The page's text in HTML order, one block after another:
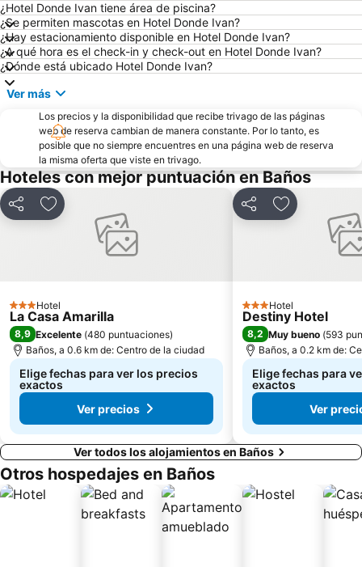
¿Hotel Donde Ivan tiene área de piscina?
¿Se permiten mascotas en Hotel Donde Ivan?
¿Hay estacionamiento disponible en Hotel Donde Ivan?
¿A qué hora es el check-in y check-out en Hotel Donde Ivan?
¿Dónde está ubicado Hotel Donde Ivan?
Ver más
Los precios y la disponibilidad que recibe trivago de las páginas
web de reserva cambian de manera constante. Por lo tanto, es
posible que no siempre encuentres en una página web de reserva
la misma oferta que viste en trivago.
Hoteles con mejor puntuación en Baños
CompartirAgregar a favoritos
3 Estrellas
Hotel
La Casa Amarilla
8,9 Excelente (480 puntuaciones)
Baños, a 0.6 km de: Centro de la ciudad
Elige fechas para ver los precios
exactos
Ver precios
CompartirAgregar a
3 Estrellas
Hotel
Destiny Hotel
8,2 Muy bueno (593
Baños, a 0.2 km de:
Elige fechas para
exactos
Ver
Ver todos los alojamientos en Baños
Otros hospedajes en Baños